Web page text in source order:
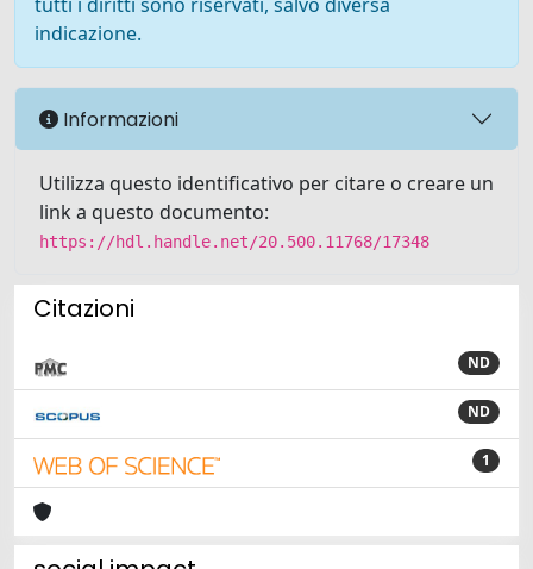
indicazione.
Informazioni
Utilizza questo identificativo per citare o creare un
link a questo documento:
https://hdl.handle.net/20.500.11768/17348
Citazioni
ND
ND
1